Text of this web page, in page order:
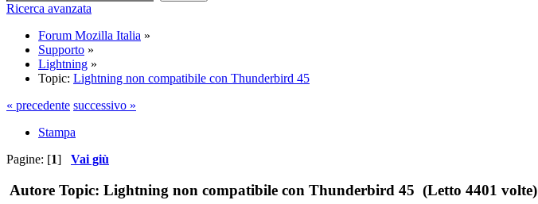
Ricerca avanzata
Forum Mozilla Italia »
Supporto »
Lightning »
Topic: Lightning non compatibile con Thunderbird 45
« precedente successivo »
Stampa
Pagine: [1] Vai giù
Autore Topic: Lightning non compatibile con Thunderbird 45 (Letto 4401 volte)